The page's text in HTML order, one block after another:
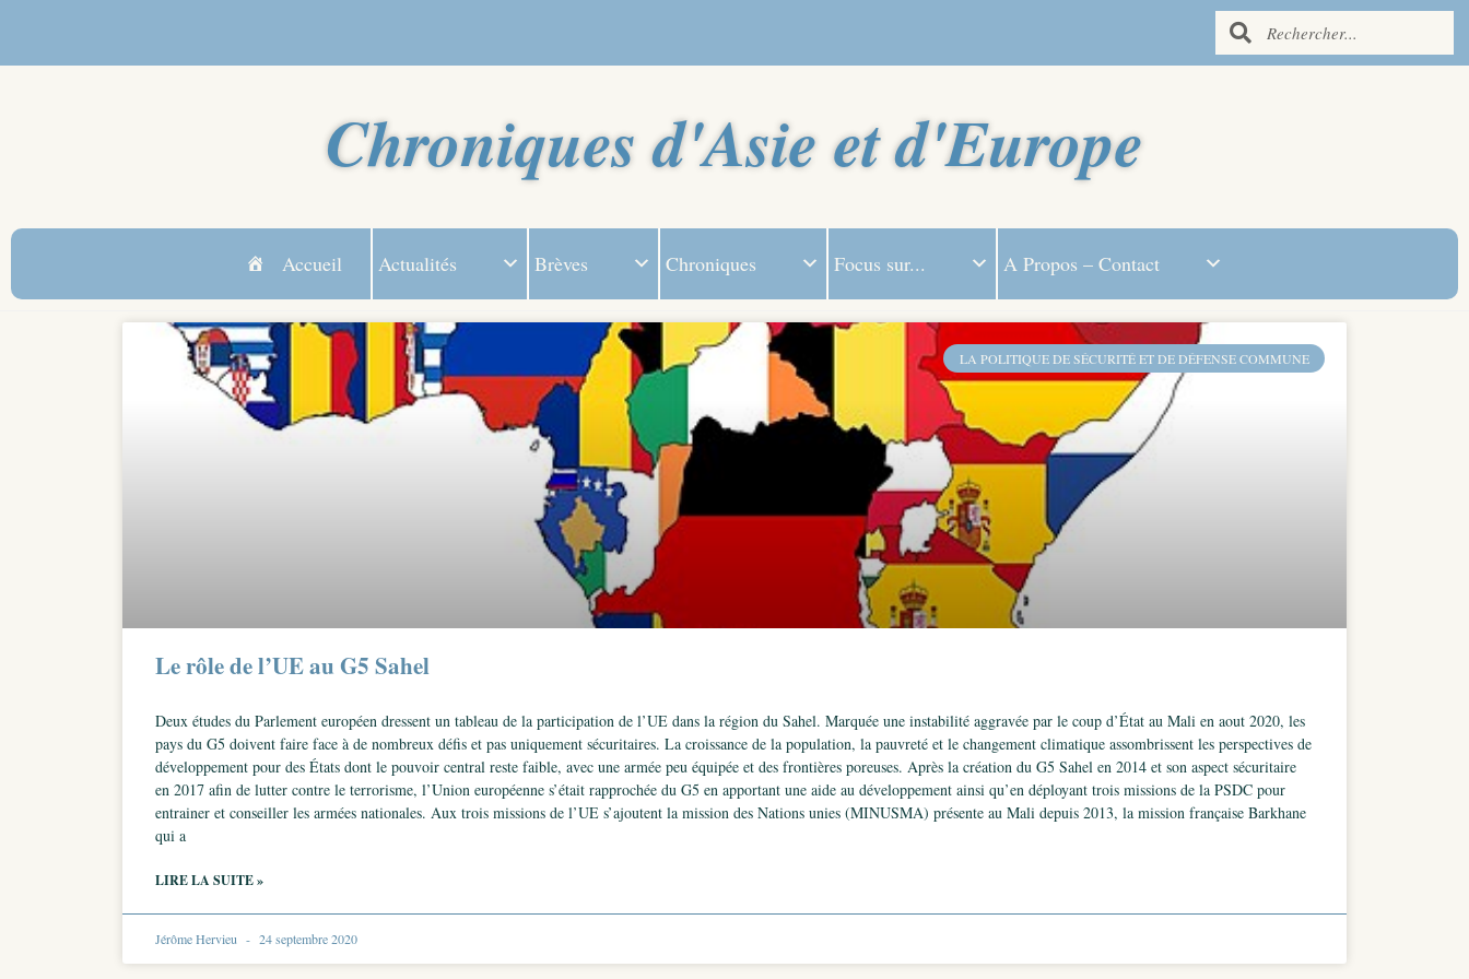
Chroniques d'Asie et d'Europe
Accueil Actualités Brèves Chroniques Focus sur... A Propos – Contact
LA POLITIQUE DE SÉCURITÉ ET DE DÉFENSE COMMUNE
Le rôle de l’UE au G5 Sahel
Deux études du Parlement européen dressent un tableau de la participation de l’UE dans la région du Sahel. Marquée une instabilité aggravée par le coup d’État au Mali en aout 2020, les
pays du G5 doivent faire face à de nombreux défis et pas uniquement sécuritaires. La croissance de la population, la pauvreté et le changement climatique assombrissent les perspectives de
développement pour des États dont le pouvoir central reste faible, avec une armée peu équipée et des frontières poreuses. Après la création du G5 Sahel en 2014 et son aspect sécuritaire
en 2017 afin de lutter contre le terrorisme, l’Union européenne s’était rapprochée du G5 en apportant une aide au développement ainsi qu’en déployant trois missions de la PSDC pour
entrainer et conseiller les armées nationales. Aux trois missions de l’UE s’ajoutent la mission des Nations unies (MINUSMA) présente au Mali depuis 2013, la mission française Barkhane
qui a
LIRE LA SUITE »
Jérôme Hervieu 24 septembre 2020